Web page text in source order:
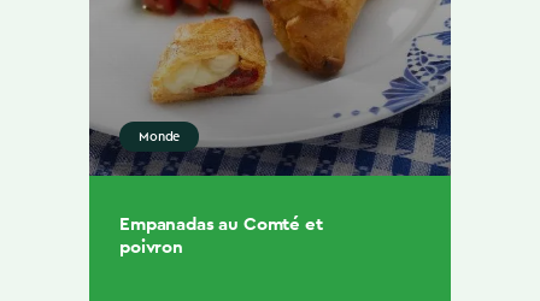
Monde
Empanadas au Comté et
poivron